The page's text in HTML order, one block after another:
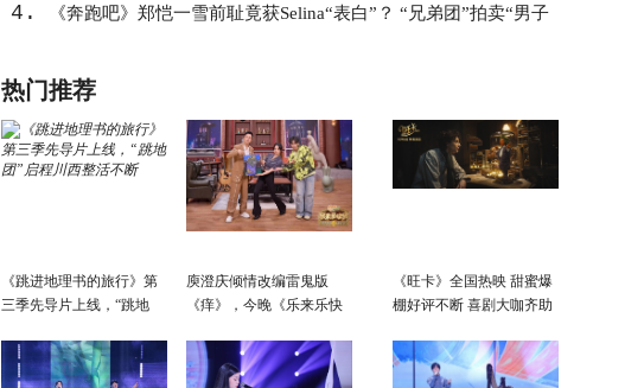
4. 《奔跑吧》郑恺一雪前耻竟获Selina“表白”？ “兄弟团”拍卖“男子
热门推荐
《跳进地理书的旅行》第
三季先导片上线，“跳地
庾澄庆倾情改编雷鬼版
《痒》，今晚《乐来乐快
《旺卡》全国热映 甜蜜爆
棚好评不断 喜剧大咖齐助